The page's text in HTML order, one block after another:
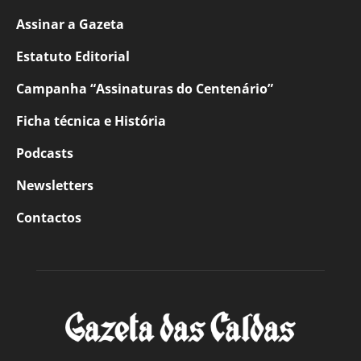
Assinar a Gazeta
Estatuto Editorial
Campanha “Assinaturas do Centenário”
Ficha técnica e História
Podcasts
Newsletters
Contactos